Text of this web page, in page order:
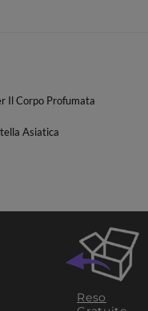
Il Corpo Profumata
Asiatica
Reso